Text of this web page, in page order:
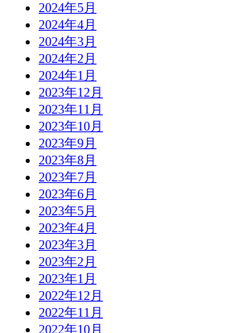
2024年5月
2024年4月
2024年3月
2024年2月
2024年1月
2023年12月
2023年11月
2023年10月
2023年9月
2023年8月
2023年7月
2023年6月
2023年5月
2023年4月
2023年3月
2023年2月
2023年1月
2022年12月
2022年11月
2022年10月